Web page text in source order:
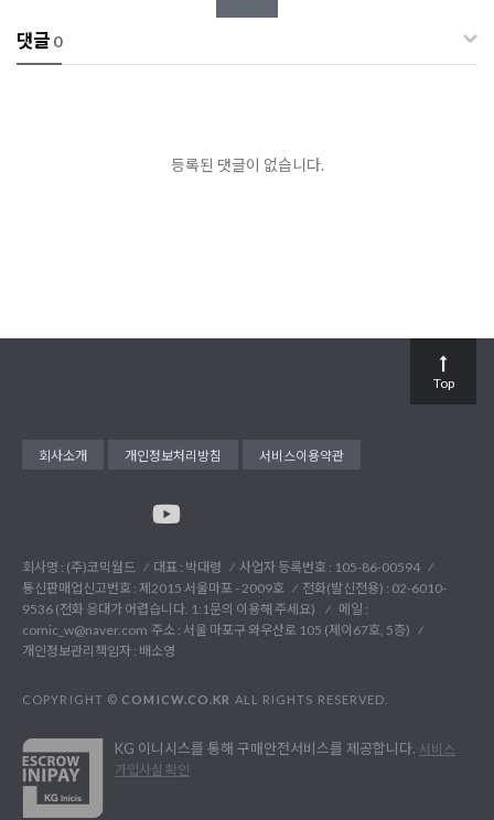
댓글 0
등록된 댓글이 없습니다.
회사소개 개인정보처리방침 서비스이용약관
회사명 : (주)코믹월드 대표 : 박대령
사업자 등록번호 : 105-86-00594
통신판매업신고번호 : 제2015 서울마포 - 2009호
전화(발신전용) : 02-6010-
9536 (전화 응대가 어렵습니다. 1:1문의 이용해 주세요)
메일 :
comic_w@naver.com 주소 : 서울 마포구 와우산로 105 (제이67호, 5층)
개인정보관리책임자 : 배소영
COPYRIGHT © COMICW.CO.KR ALL RIGHTS RESERVED.
KG 이니시스를 통해 구매안전서비스를 제공합니다. 서비스
가입사실 확인
Top